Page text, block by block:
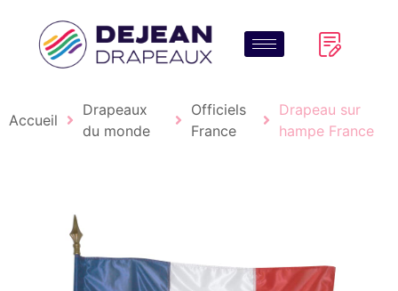
Accueil
Drapeaux
du monde
Officiels
France
Drapeau sur
hampe France